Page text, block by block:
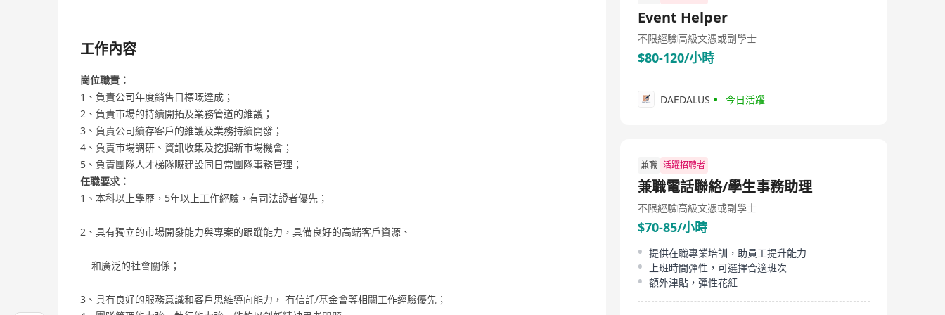
工作內容
崗位職責：
1、負責公司年度銷售目標嘅達成；
2、負責市場的持續開拓及業務管道的維護；
3、負責公司續存客戶的維護及業務持續開發；
4、負責市場調研、資訊收集及挖掘新市場機會；
5、負責團隊人才梯隊嘅建設同日常團隊事務管理；
任職要求：
1、本科以上學歷，5年以上工作經驗，有司法證者優先；
2、具有獨立的市場開發能力與專案的跟蹤能力，具備良好的高端客戶資源、
和廣泛的社會關係；
3、具有良好的服務意識和客戶思維導向能力， 有信託/基金會等相關工作經驗優先；
Event Helper
不限經驗高級文憑或副學士
$80-120/小時
DAEDALUS 今日活躍
兼職 活躍招聘者
兼職電話聯絡/學生事務助理
不限經驗高級文憑或副學士
$70-85/小時
提供在職專業培訓，助員工提升能力
上班時間彈性，可選擇合適班次
額外津貼，彈性花紅